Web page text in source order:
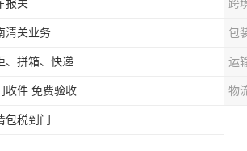
报关 跨
清关业务 包
、拼箱、快递 运
收件 免费验收 物
包税到门